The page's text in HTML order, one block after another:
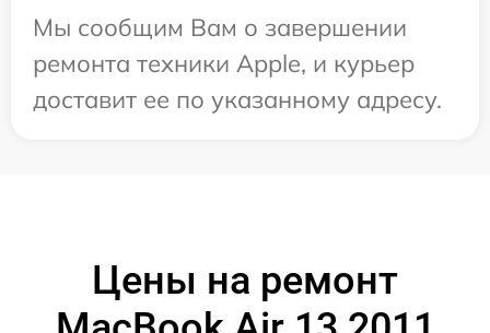
Мы сообщим Вам о завершении
ремонта техники Apple, и курьер
доставит ее по указанному адресу.
Цены на ремонт